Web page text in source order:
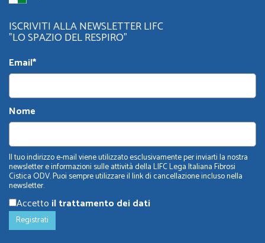
ISCRIVITI ALLA NEWSLETTER LIFC
"LO SPAZIO DEL RESPIRO"
Email*
Nome
Il tuo indirizzo e-mail viene utilizzato esclusivamente per inviarti la nostra
newsletter e informazioni sulle attività della LIFC Lega Italiana Fibrosi
Cistica ODV. Puoi sempre utilizzare il link di cancellazione incluso nella
newsletter.
Accetto il trattamento dei dati